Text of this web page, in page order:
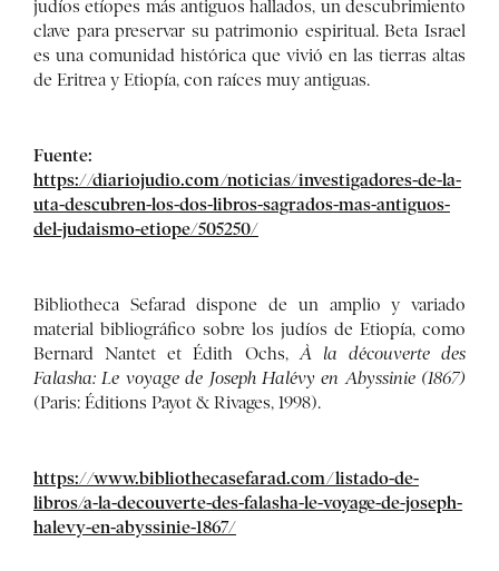
judíos etíopes más antiguos hallados, un descubrimiento
clave para preservar su patrimonio espiritual. Beta Israel
es una comunidad histórica que vivió en las tierras altas
de Eritrea y Etiopía, con raíces muy antiguas.
Fuente:
https://diariojudio.com/noticias/investigadores-de-la-
uta-descubren-los-dos-libros-sagrados-mas-antiguos-
del-judaismo-etiope/505250/
Bibliotheca Sefarad dispone de un amplio y variado
material bibliográfico sobre los judíos de Etiopía, como
Bernard Nantet et Édith Ochs,À la découverte des
Falasha: Le voyage de Joseph Halévy en Abyssinie (1867)
(Paris: Éditions Payot & Rivages, 1998).
https://www.bibliothecasefarad.com/listado-de-
libros/a-la-decouverte-des-falasha-le-voyage-de-joseph-
halevy-en-abyssinie-1867/